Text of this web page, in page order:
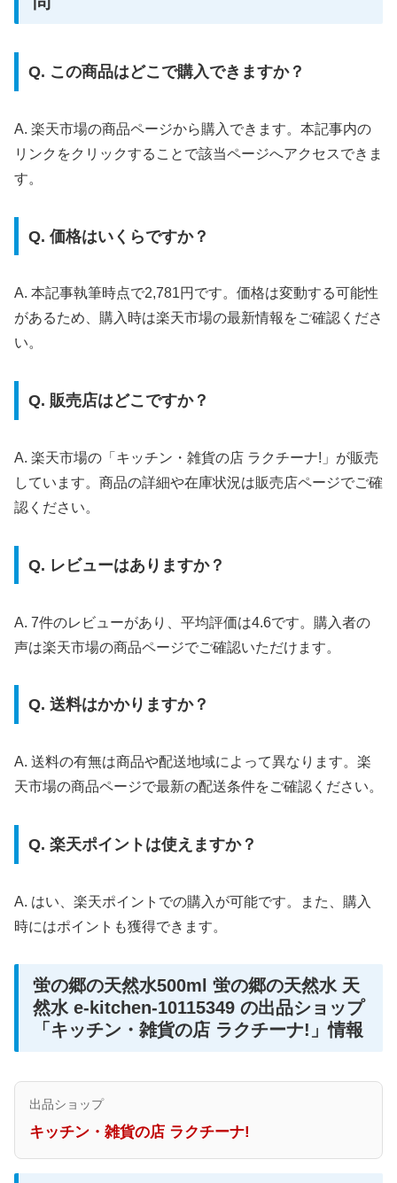
Q. この商品はどこで購入できますか？
A. 楽天市場の商品ページから購入できます。本記事内の
リンクをクリックすることで該当ページへアクセスできま
す。
Q. 価格はいくらですか？
A. 本記事執筆時点で2,781円です。価格は変動する可能性
があるため、購入時は楽天市場の最新情報をご確認くださ
い。
Q. 販売店はどこですか？
A. 楽天市場の「キッチン・雑貨の店 ラクチーナ!」が販売
しています。商品の詳細や在庫状況は販売店ページでご確
認ください。
Q. レビューはありますか？
A. 7件のレビューがあり、平均評価は4.6です。購入者の
声は楽天市場の商品ページでご確認いただけます。
Q. 送料はかかりますか？
A. 送料の有無は商品や配送地域によって異なります。楽
天市場の商品ページで最新の配送条件をご確認ください。
Q. 楽天ポイントは使えますか？
A. はい、楽天ポイントでの購入が可能です。また、購入
時にはポイントも獲得できます。
蛍の郷の天然水500ml 蛍の郷の天然水 天
然水 e-kitchen-10115349 の出品ショップ
「キッチン・雑貨の店 ラクチーナ!」情報
出品ショップ
キッチン・雑貨の店 ラクチーナ!